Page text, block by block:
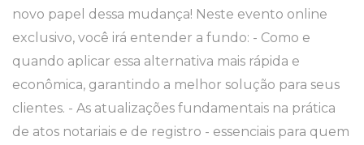
novo papel dessa mudança! Neste evento online
exclusivo, você irá entender a fundo: - Como e
quando aplicar essa alternativa mais rápida e
econômica, garantindo a melhor solução para seus
clientes. - As atualizações fundamentais na prática
de atos notariais e de registro - essenciais para quem